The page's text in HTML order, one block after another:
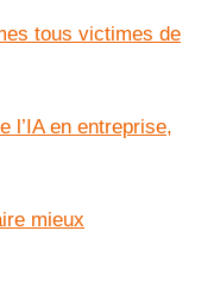
tous victimes de
l’IA en entreprise,
mieux